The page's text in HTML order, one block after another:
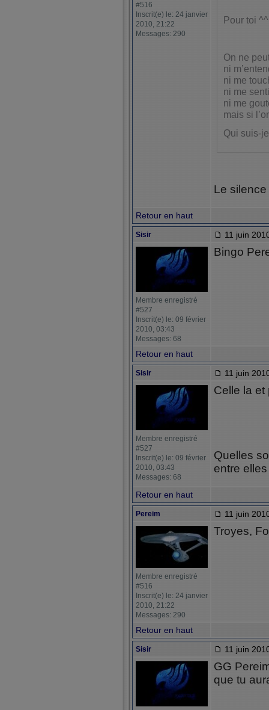
#516
Inscrit(e) le: 24 janvier
2010, 21:22
Messages: 290
Pour toi ^^
On ne
ni
ni me
ni me
ni me
mais si
Qui suis-
Le silence
Retour en haut
Sisir 11 juin
Membre enregistré
#527
Inscrit(e) le: 09 février
2010, 03:43
Messages: 68
Bingo
Retour en haut
Sisir 11 juin
Membre enregistré
#527
Inscrit(e) le: 09 février
2010, 03:43
Messages: 68
Celle la et
Quelles
entre
Retour en haut
Pereim 11 juin
Membre enregistré
#516
Inscrit(e) le: 24 janvier
2010, 21:22
Messages: 290
Troyes,
Retour en haut
Sisir 11 juin
GG
que tu